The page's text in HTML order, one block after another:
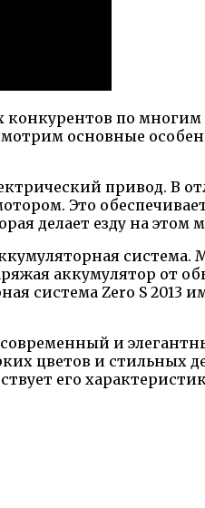
по
основные
привод.
Это
делает езду на этом
аккумулятор от
система Zero S 2013
и
цветов и стильных
его